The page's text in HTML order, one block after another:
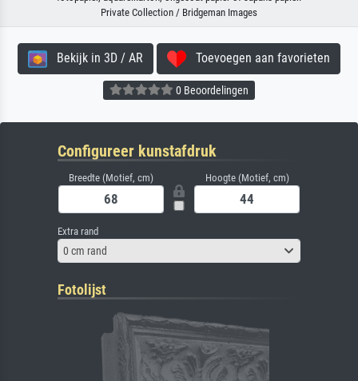
Private Collection / Bridgeman Images
Bekijk in 3D / AR Toevoegen aan favorieten
0 Beoordelingen
Configureer kunstafdruk
Breedte (Motief, cm) Hoogte (Motief, cm)
Extra rand
0 cm rand
Fotolijst